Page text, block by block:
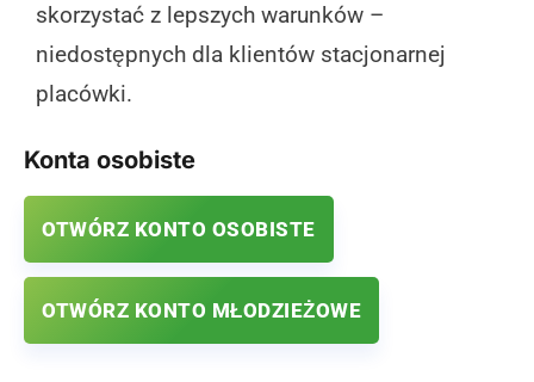
skorzystać z lepszych warunków –
niedostępnych dla klientów stacjonarnej
placówki.
Konta osobiste
OTWÓRZ KONTO OSOBISTE
OTWÓRZ KONTO MŁODZIEŻOWE